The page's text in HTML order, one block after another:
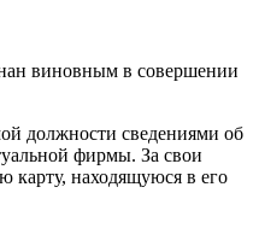
виновным в совершении
должности сведениями об
фирмы. За свои
карту, находящуюся в его